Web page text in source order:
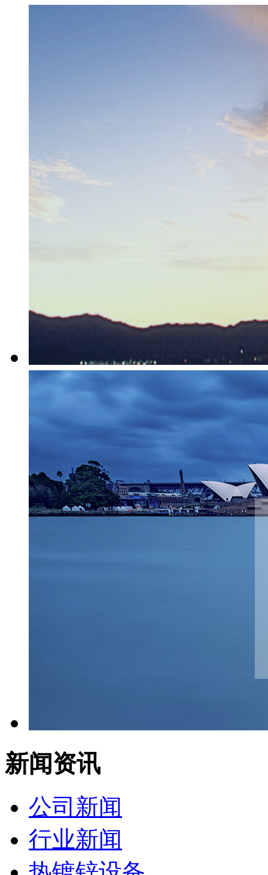
新闻资讯
公司新闻
行业新闻